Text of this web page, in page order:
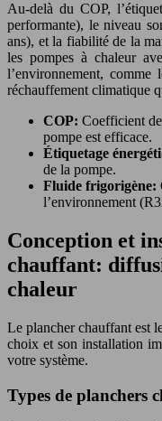
Au-delà du COP,
performante), le niveau
ans), et la fiabilité de la
les pompes à chaleur
l’environnement,
réchauffement climatique
COP: Coefficient
pompe est efficace.
Étiquetage
de la pompe.
Fluide frigorigène:
l’environnement
Conception et
chauffant:
chaleur
Le plancher chauffant est
choix et son installation
votre système.
Types de planchers